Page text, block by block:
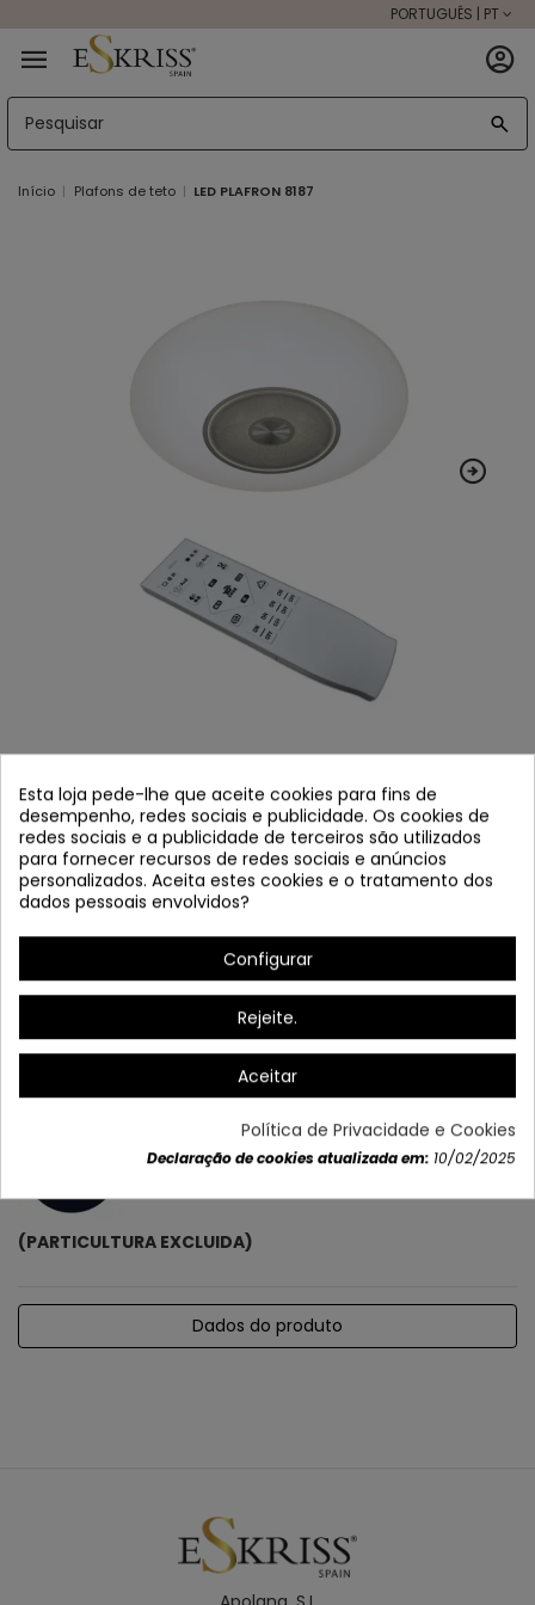
PORTUGUÊS | PT
Início Plafons de teto LED PLAFRON 8187
LED PLAFRON 8187
Referência 8187
Em estoque
Estrutura: Acrílico branco / Prata
De 2700K a 6000K
Medidas:
50 cm 日本語: 7,5 cm
Punho incluído Δ Regulable em intensidade e cor
(PARTICULTURA EXCLUIDA)
Dados do produto
Esta loja pede-lhe que aceite cookies para fins de
desempenho, redes sociais e publicidade. Os cookies de
redes sociais e a publicidade de terceiros são utilizados
para fornecer recursos de redes sociais e anúncios
personalizados. Aceita estes cookies e o tratamento dos
dados pessoais envolvidos?
Configurar
Rejeite.
Aceitar
Política de Privacidade e Cookies
Declaração de cookies atualizada em: 10/02/2025